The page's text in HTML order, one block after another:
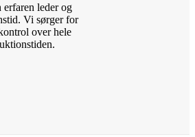
erfaren leder og
Vi sørger for
over hele